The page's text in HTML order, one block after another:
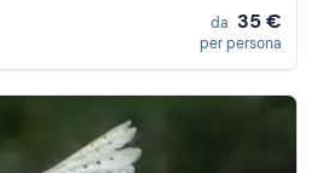
da 35 €
per persona